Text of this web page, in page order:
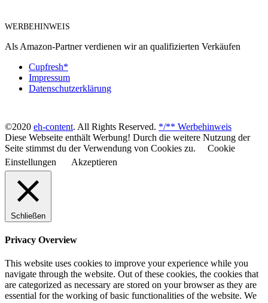
WERBEHINWEIS
Als Amazon-Partner verdienen wir an qualifizierten Verkäufen
Cupfresh*
Impressum
Datenschutzerklärung
©2020 eh-content. All Rights Reserved. */** Werbehinweis
Diese Webseite enthält Werbung! Durch die weitere Nutzung der
Seite stimmst du der Verwendung von Cookies zu.
Cookie
Einstellungen
Akzeptieren
Schließen
Privacy Overview
This website uses cookies to improve your experience while you
navigate through the website. Out of these cookies, the cookies that
are categorized as necessary are stored on your browser as they are
essential for the working of basic functionalities of the website. We